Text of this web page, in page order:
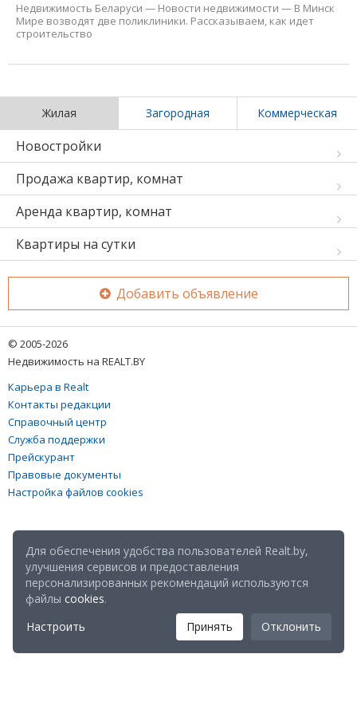
Недвижимость Беларуси — Новости недвижимости — В Минск
Мире возводят две поликлиники. Рассказываем, как идет
строительство
Жилая Загородная Коммерческая
Новостройки
Продажа квартир, комнат
Аренда квартир, комнат
Квартиры на сутки
Добавить объявление
© 2005-2026
Недвижимость на REALT.BY
Карьера в Realt
Контакты редакции
Справочный центр
Служба поддержки
Прейскурант
Правовые документы
Настройка файлов cookies
Для обеспечения удобства пользователей Realt.by,
улучшения сервисов и предоставления
персонализированных рекомендаций используются
файлы cookies.
Настроить
Принять Отклонить